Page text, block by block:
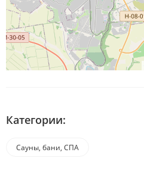
Категории:
Сауны, бани, СПА